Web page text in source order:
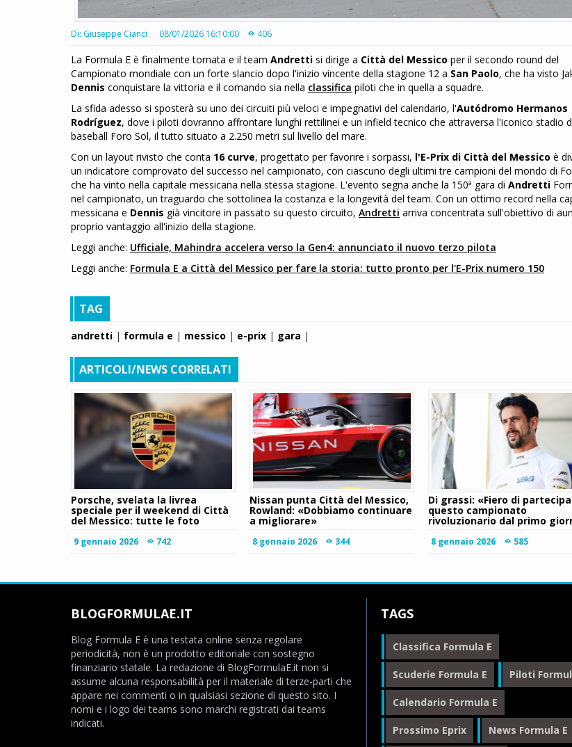
Di: Giuseppe Cianci 08/01/2026 16:10:00 406
La Formula E è finalmente tornata e il team Andretti si dirige a Città del Messico per il secondo round del
Campionato mondiale con un forte slancio dopo l'inizio vincente della stagione 12 a San Paolo, che ha visto
Dennis conquistare la vittoria e il comando sia nella classifica piloti che in quella a squadre.
La sfida adesso si sposterà su uno dei circuiti più veloci e impegnativi del calendario, l'Autódromo Hermanos
Rodríguez, dove i piloti dovranno affrontare lunghi rettilinei e un infield tecnico che attraversa l'iconico stadio
baseball Foro Sol, il tutto situato a 2.250 metri sul livello del mare.
Con un layout rivisto che conta 16 curve, progettato per favorire i sorpassi, l'E-Prix di Città del Messico è
un indicatore comprovato del successo nel campionato, con ciascuno degli ultimi tre campioni del mondo di
che ha vinto nella capitale messicana nella stessa stagione. L'evento segna anche la 150ª gara di Andretti
nel campionato, un traguardo che sottolinea la costanza e la longevità del team. Con un ottimo record nella
messicana e Dennis già vincitore in passato su questo circuito, Andretti arriva concentrata sull'obiettivo di
proprio vantaggio all'inizio della stagione.
Leggi anche: Ufficiale, Mahindra accelera verso la Gen4: annunciato il nuovo terzo pilota
Leggi anche: Formula E a Città del Messico per fare la storia: tutto pronto per l'E-Prix numero 150
TAG
andretti | formula e | messico | e-prix | gara |
ARTICOLI/NEWS CORRELATI
Porsche, svelata la livrea
speciale per il weekend di Città
del Messico: tutte le foto
9 gennaio 2026 742
Nissan punta Città del Messico,
Rowland: «Dobbiamo continuare
a migliorare»
8 gennaio 2026 344
Di grassi: «Fiero di
questo campionato
rivoluzionario dal primo
8 gennaio 2026 585
BLOGFORMULAE.IT
Blog Formula E è una testata online senza regolare
periodicità, non è un prodotto editoriale con sostegno
finanziario statale. La redazione di BlogFormulaE.it non si
assume alcuna responsabilità per il materiale di terze-parti che
appare nei commenti o in qualsiasi sezione di questo sito. I
nomi e i logo dei teams sono marchi registrati dai teams
indicati.
TAGS
Classifica Formula E
Scuderie Formula E Piloti
Calendario Formula E
Prossimo Eprix News Formula E